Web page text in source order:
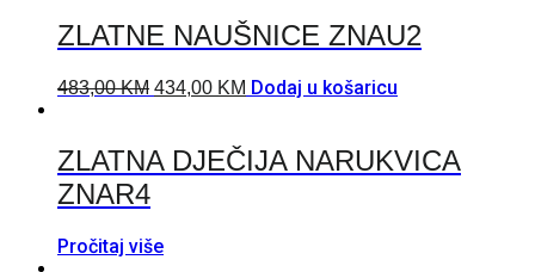
ZLATNE NAUŠNICE ZNAU2
483,00KM 434,00 KM Dodaj u košaricu
ZLATNA DJEČIJA NARUKVICA
ZNAR4
Pročitaj više